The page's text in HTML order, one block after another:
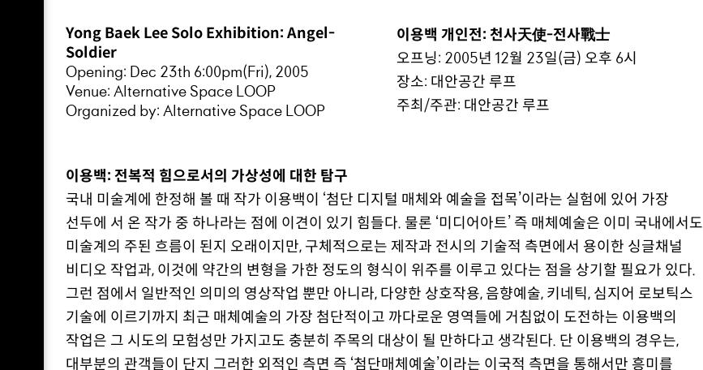
Yong Baek Lee Solo Exhibition: Angel-
Soldier
Opening: Dec 23th 6:00pm(Fri), 2005
Venue: Alternative Space LOOP
Organized by: Alternative Space LOOP
이용백 개인전: 천사天使-전사戰士
오프닝: 2005년 12월 23일(금) 오후 6시
장소: 대안공간 루프
주최/주관: 대안공간 루프
이용백: 전복적 힘으로서의 가상성에 대한 탐구
국내 미술계에 한정해 볼 때 작가 이용백이 ‘첨단 디지털 매체와 예술을 접목’이라는 실험에 있어 가장
선두에 서 온 작가 중 하나라는 점에 이견이 있기 힘들다. 물론 ‘미디어아트’ 즉 매체예술은 이미 국내에서도
미술계의 주된 흐름이 된지 오래이지만, 구체적으로는 제작과 전시의 기술적 측면에서 용이한 싱글채널
비디오 작업과, 이것에 약간의 변형을 가한 정도의 형식이 위주를 이루고 있다는 점을 상기할 필요가 있다.
그런 점에서 일반적인 의미의 영상작업 뿐만 아니라, 다양한 상호작용, 음향예술, 키네틱, 심지어 로보틱스
기술에 이르기까지 최근 매체예술의 가장 첨단적이고 까다로운 영역들에 거침없이 도전하는 이용백의
작업은 그 시도의 모험성만 가지고도 충분히 주목의 대상이 될 만하다고 생각된다. 단 이용백의 경우는,
대부분의 관객들이 단지 그러한 외적인 측면 즉 ‘첨단매체예술’이라는 이국적 측면을 통해서만 흥미를